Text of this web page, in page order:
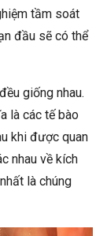
tầm soát
đầu sẽ có thể
giống nhau.
là các tế bào
khi được quan
nhau về kích
là chúng